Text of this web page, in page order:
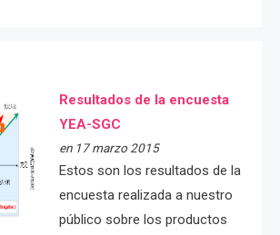
Resultados de la encuesta
YEA-SGC
en 17 marzo 2015
Estos son los resultados de la
encuesta realizada a nuestro
público sobre los productos